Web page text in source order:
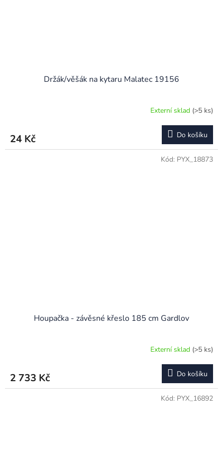
Držák/věšák na kytaru Malatec 19156
je
5,0
Externí sklad (>5 ks)
24 Kč Do košíku
Houpačka - závěsné křeslo 185 cm Gardlov
Externí sklad (>5 ks)
2 733 Kč Do košíku
Kód: PYX_18873
Kód: PYX_16892